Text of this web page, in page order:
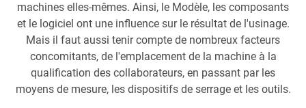
machines elles-mêmes. Ainsi, le Modèle, les composants
et le logiciel ont une influence sur le résultat de l'usinage.
Mais il faut aussi tenir compte de nombreux facteurs
concomitants, de l'emplacement de la machine à la
qualification des collaborateurs, en passant par les
moyens de mesure, les dispositifs de serrage et les outils.